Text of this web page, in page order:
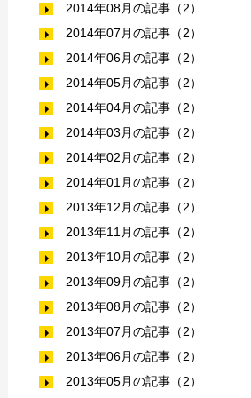
2014年08月の記事（2）
2014年07月の記事（2）
2014年06月の記事（2）
2014年05月の記事（2）
2014年04月の記事（2）
2014年03月の記事（2）
2014年02月の記事（2）
2014年01月の記事（2）
2013年12月の記事（2）
2013年11月の記事（2）
2013年10月の記事（2）
2013年09月の記事（2）
2013年08月の記事（2）
2013年07月の記事（2）
2013年06月の記事（2）
2013年05月の記事（2）